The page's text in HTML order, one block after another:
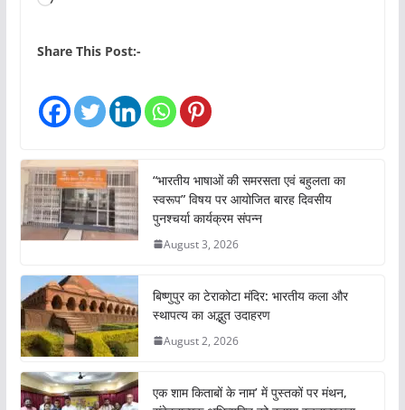
a
n
…
Share This Post:-
“भारतीय भाषाओं की समरसता एवं बहुलता का
स्वरूप” विषय पर आयोजित बारह दिवसीय
पुनश्चर्या कार्यक्रम संपन्न
August 3, 2026
बिष्णुपुर का टेराकोटा मंदिर: भारतीय कला और
स्थापत्य का अद्भुत उदाहरण
August 2, 2026
एक शाम किताबों के नाम’ में पुस्तकों पर मंथन,